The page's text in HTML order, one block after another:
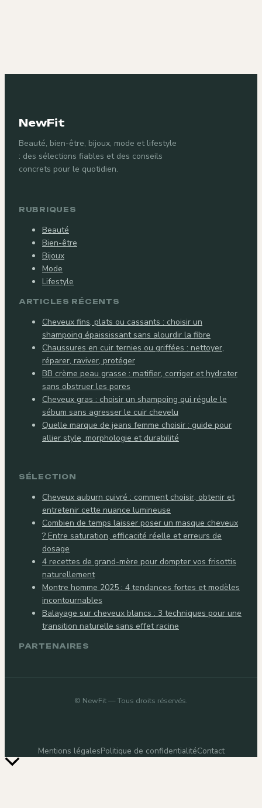
NewFit
Beauté, bien-être, bijoux, mode et lifestyle
: des sélections fiables et des conseils
concrets pour le quotidien.
RUBRIQUES
Beauté
Bien-être
Bijoux
Mode
Lifestyle
ARTICLES RÉCENTS
Cheveux fins, plats ou cassants : choisir un
shampoing épaississant sans alourdir la fibre
Chaussures en cuir ternies ou griffées : nettoyer,
réparer, raviver, protéger
BB crème peau grasse : matifier, corriger et hydrater
sans obstruer les pores
Cheveux gras : choisir un shampoing qui régule le
sébum sans agresser le cuir chevelu
Quelle marque de jeans femme choisir : guide pour
allier style, morphologie et durabilité
SÉLECTION
Cheveux auburn cuivré : comment choisir, obtenir et
entretenir cette nuance lumineuse
Combien de temps laisser poser un masque cheveux
? Entre saturation, efficacité réelle et erreurs de
dosage
4 recettes de grand-mère pour dompter vos frisottis
naturellement
Montre homme 2025 : 4 tendances fortes et modèles
incontournables
Balayage sur cheveux blancs : 3 techniques pour une
transition naturelle sans effet racine
PARTENAIRES
© NewFit— Tous droits réservés.
Mentions légalesPolitique de confidentialitéContact